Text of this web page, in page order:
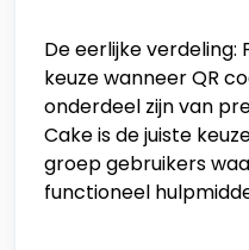
De eerlijke verdeling:
keuze wanneer QR
onderdeel zijn van
Cake is de juiste
groep gebruikers
functioneel